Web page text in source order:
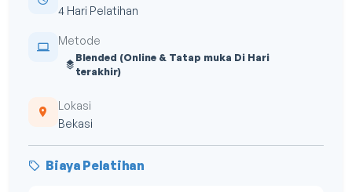
4 Hari Pelatihan
Metode
Blended (Online & Tatap muka Di Hari
terakhir)
Lokasi
Bekasi
Biaya Pelatihan